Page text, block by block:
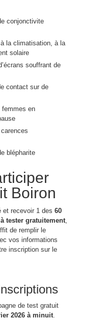
conjonctivite
la climatisation, à la
solaire
souffrant de
contact sur de
femmes en
blépharite
Boiron
et recevoir 1 des 60
tester gratuitement
de remplir le
vos informations
inscription sur le
de test gratuit
2026 à minuit